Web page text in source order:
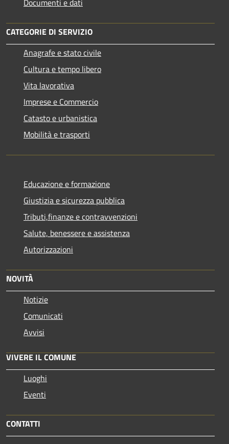
Documenti e dati
CATEGORIE DI SERVIZIO
Anagrafe e stato civile
Cultura e tempo libero
Vita lavorativa
Imprese e Commercio
Catasto e urbanistica
Mobilità e trasporti
Educazione e formazione
Giustizia e sicurezza pubblica
Tributi,finanze e contravvenzioni
Salute, benessere e assistenza
Autorizzazioni
NOVITÀ
Notizie
Comunicati
Avvisi
VIVERE IL COMUNE
Luoghi
Eventi
CONTATTI